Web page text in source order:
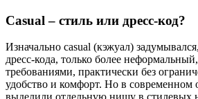
Casual – стиль или дресс-код?
Изначально casual (кэжуал)
дресс-кода, только более
требованиями, практически без
удобство и комфорт. Но в современном